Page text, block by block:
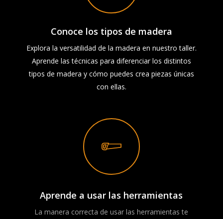
Conoce los tipos de madera
Explora la versatilidad de la madera en nuestro taller.
Aprende las técnicas para diferenciar los distintos
tipos de madera y cómo puedes crea piezas únicas
con ellas.
Aprende a usar las herramientas
La manera correcta de usar las herramientas te